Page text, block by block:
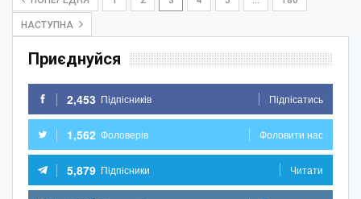
НАСТУПНА
Приєднуйся
2,453 Підпісників Підпісатись
1,562 Фоловерів Фоловити нас
5,879 Підпісники Читати